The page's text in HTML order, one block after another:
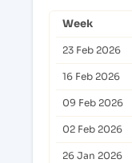
Week
23 Feb 2026
16 Feb 2026
09 Feb 2026
02 Feb 2026
26 Jan 2026